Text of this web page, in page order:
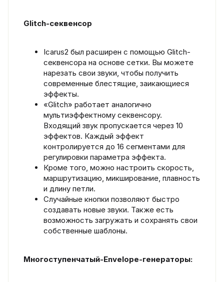
Glitch-секвенсор
Icarus2 был расширен с помощью Glitch-
секвенсора на основе сетки. Вы можете
нарезать свои звуки, чтобы получить
современные блестящие, заикающиеся
эффекты.
«Glitch» работает аналогично
мультиэффектному секвенсору.
Входящий звук пропускается через 10
эффектов. Каждый эффект
контролируется до 16 сегментами для
регулировки параметра эффекта.
Кроме того, можно настроить скорость,
маршрутизацию, микширование, плавность
и длину петли.
Случайные кнопки позволяют быстро
создавать новые звуки. Также есть
возможность загружать и сохранять свои
собственные шаблоны.
Многоступенчатый-Envelope-генераторы: